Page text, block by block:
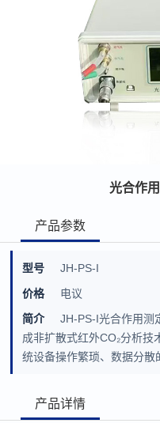
光合作
产品参数
型号
JH-PS-I
价格
电议
简介
JH-PS-I光合作用测
成非扩散式红外CO₂分析
统设备操作繁琐、数据分散
产品详情